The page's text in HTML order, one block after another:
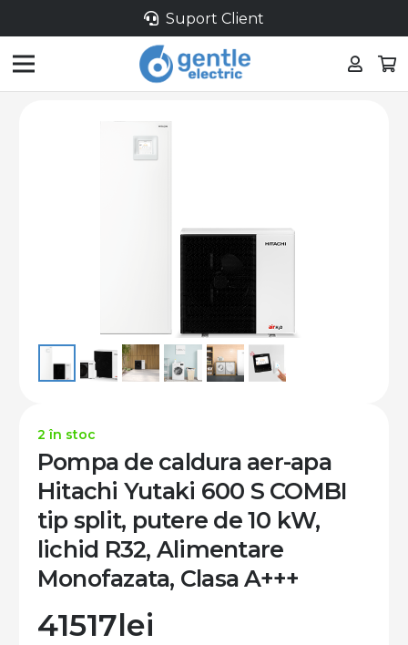
Suport Client
2 în stoc
Pompa de caldura aer-apa
Hitachi Yutaki 600 S COMBI
tip split, putere de 10 kW,
lichid R32, Alimentare
Monofazata, Clasa A+++
41517lei